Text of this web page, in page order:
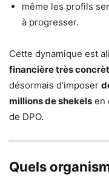
même les profils
à progresser.
Cette dynamique est
financière très
désormais d’imposer
millions de shekels en
de DPO.
Quels